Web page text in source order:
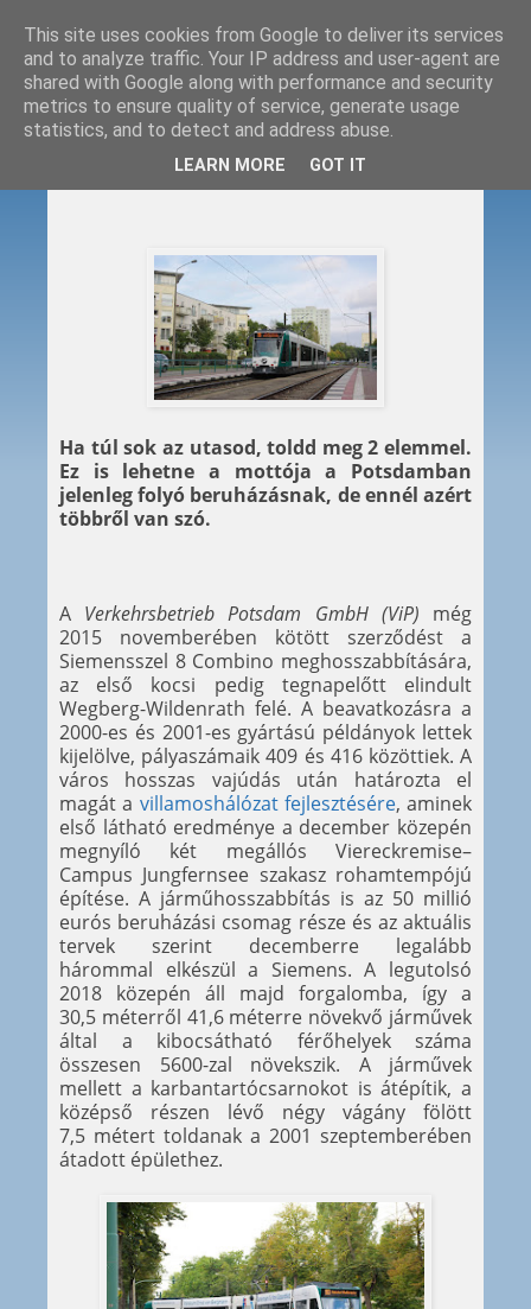
2017. 04. 13.
Hosszabbodó Combinók
Ha túl sok az utasod, toldd meg 2 elemmel.
Ez is lehetne a mottója a Potsdamban
jelenleg folyó beruházásnak, de ennél azért
többről van szó.
A Verkehrsbetrieb Potsdam GmbH (ViP) még
2015 novemberében kötött szerződést a
Siemensszel 8 Combino meghosszabbítására,
az első kocsi pedig tegnapelőtt elindult
Wegberg-Wildenrath felé. A beavatkozásra a
2000-es és 2001-es gyártású példányok lettek
kijelölve, pályaszámaik 409 és 416 közöttiek. A
város hosszas vajúdás után határozta el
magát a villamoshálózat fejlesztésére, aminek
első látható eredménye a december közepén
megnyíló két megállós Viereckremise–
Campus Jungfernsee szakasz rohamtempójú
építése. A járműhosszabbítás is az 50 millió
eurós beruházási csomag része és az aktuális
tervek szerint decemberre legalább
hárommal elkészül a Siemens. A legutolsó
2018 közepén áll majd forgalomba, így a
30,5 méterről 41,6 méterre növekvő járművek
által a kibocsátható férőhelyek száma
összesen 5600-zal növekszik. A járművek
mellett a karbantartócsarnokot is átépítik, a
középső részen lévő négy vágány fölött
7,5 métert toldanak a 2001 szeptemberében
átadott épülethez.
This site uses cookies from Google to deliver its services
and to analyze traffic. Your IP address and user-agent are
shared with Google along with performance and security
metrics to ensure quality of service, generate usage
statistics, and to detect and address abuse.
LEARN MORE GOT IT